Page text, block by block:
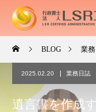
BLOG 業
2025.02.20 業務日誌
遺言書を作成